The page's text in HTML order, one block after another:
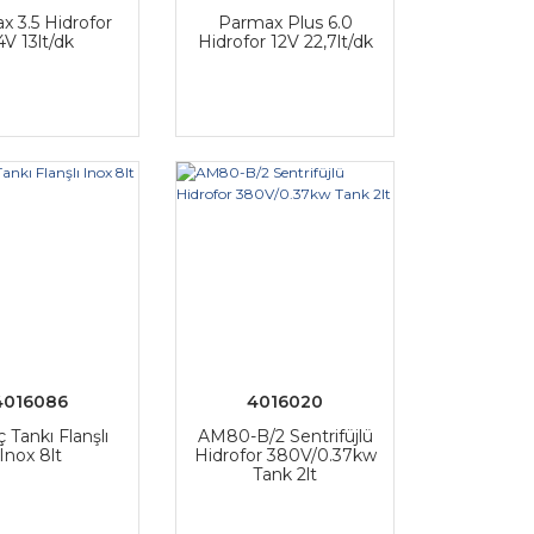
3.5 Hidrofor
13lt/dk
Parmax Plus 6.0
Hidrofor 12V 22,7lt/dk
Tankı Flanşlı
8lt
4016020
AM80-B/2 Sentrifüjlü
Hidrofor 380V/0.37kw
Tank 2lt